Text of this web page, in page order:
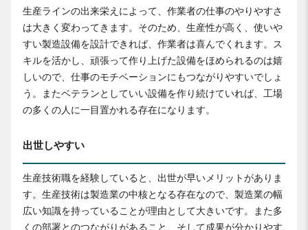
生産ラインの出来栄えによって、作業者の仕事のやりやすさ
は大きく変わってきます。そのため、生産性が高く、使いや
すい製造設備を設計できれば、作業者は喜んでくれます。ス
キルを活かし、頑張って作り上げた設備をほめられるのは嬉
しいので、仕事のモチベーションにもつながりやすいでしょ
う。またベテランとしていい設備を作り続けていれば、工場
の多くの人に一目置かれる存在になります。
出世しやすい
生産技術職を経験していると、出世が早いメリットがありま
す。生産技術は製造業の中核となる存在なので、製造業の幅
広い知識を持っていることが理由として大きいです。また多
くの部署とのつながりがあること、そして成果が分かりやす